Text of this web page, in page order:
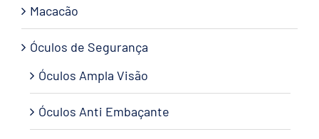
Macacão
Óculos de Segurança
Óculos Ampla Visão
Óculos Anti Embaçante